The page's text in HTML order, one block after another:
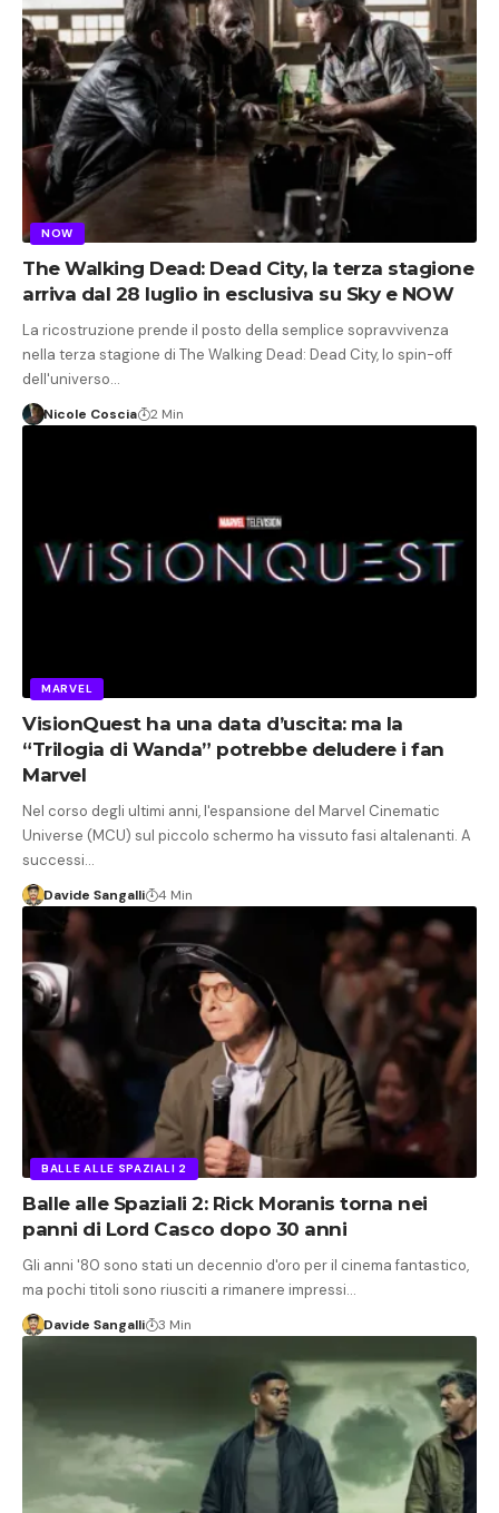
NOW
The Walking Dead: Dead City, la terza stagione
arriva dal 28 luglio in esclusiva su Sky e NOW
La ricostruzione prende il posto della semplice sopravvivenza
nella terza stagione di The Walking Dead: Dead City, lo spin-off
dell'universo…
Nicole Coscia 2 Min
MARVEL
VisionQuest ha una data d’uscita: ma la
“Trilogia di Wanda” potrebbe deludere i fan
Marvel
Nel corso degli ultimi anni, l'espansione del Marvel Cinematic
Universe (MCU) sul piccolo schermo ha vissuto fasi altalenanti. A
successi…
Davide Sangalli 4 Min
BALLE ALLE SPAZIALI 2
Balle alle Spaziali 2: Rick Moranis torna nei
panni di Lord Casco dopo 30 anni
Gli anni '80 sono stati un decennio d'oro per il cinema fantastico,
ma pochi titoli sono riusciti a rimanere impressi…
Davide Sangalli 3 Min